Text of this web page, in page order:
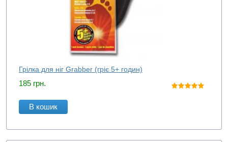
Грілка для ніг Grabber (гріє 5+ годин)
185 грн.
В кошик